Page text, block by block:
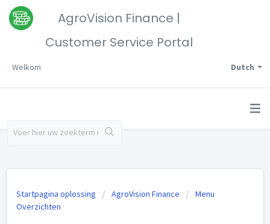
AgroVision Finance |
Customer Service Portal
Dutch
Welkom
Startpagina oplossing AgroVision Finance
Menu
Overzichten